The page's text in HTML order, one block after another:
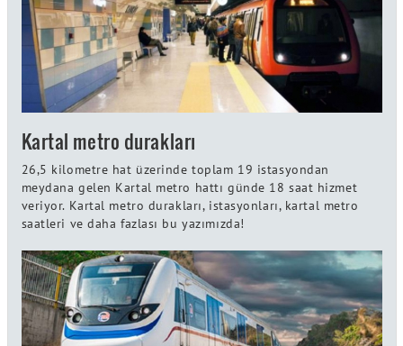
Kartal metro durakları
26,5 kilometre hat üzerinde toplam 19 istasyondan
meydana gelen Kartal metro hattı günde 18 saat hizmet
veriyor. Kartal metro durakları, istasyonları, kartal metro
saatleri ve daha fazlası bu yazımızda!